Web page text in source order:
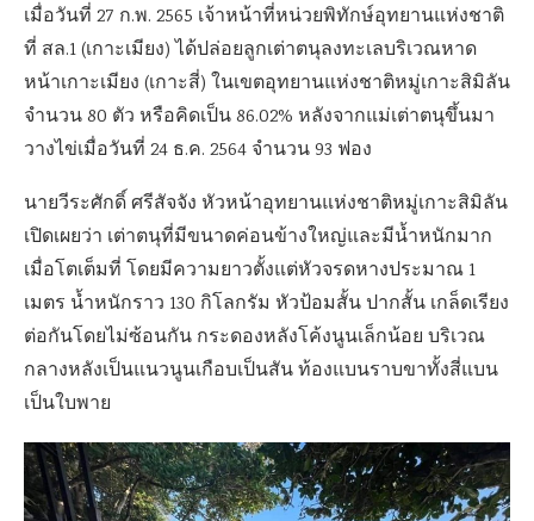
เมื่อวันที่ 27 ก.พ. 2565 เจ้าหน้าที่หน่วยพิทักษ์อุทยานแห่งชาติ
ที่ สล.1 (เกาะเมียง) ได้ปล่อยลูกเต่าตนุลงทะเลบริเวณหาด
หน้าเกาะเมียง (เกาะสี่) ในเขตอุทยานแห่งชาติหมู่เกาะสิมิลัน
จำนวน 80 ตัว หรือคิดเป็น 86.02% หลังจากแม่เต่าตนุขึ้นมา
วางไข่เมื่อวันที่ 24 ธ.ค. 2564 จำนวน 93 ฟอง
นายวีระศักดิ์ ศรีสัจจัง หัวหน้าอุทยานแห่งชาติหมู่เกาะสิมิลัน
เปิดเผย​ว่า เต่าตนุที่มีขนาดค่อนข้างใหญ่และมีน้ำหนักมาก
เมื่อโตเต็มที่ โดยมีความยาวตั้งแต่หัวจรดหางประมาณ 1
เมตร น้ำหนักราว 130 กิโลกรัม หัวป้อมสั้น ปากสั้น เกล็ดเรียง
ต่อกันโดยไม่ซ้อนกัน กระดองหลังโค้งนูนเล็กน้อย บริเวณ
กลางหลังเป็นแนวนูนเกือบเป็นสัน ท้องแบนราบขาทั้งสี่แบน
เป็นใบพาย